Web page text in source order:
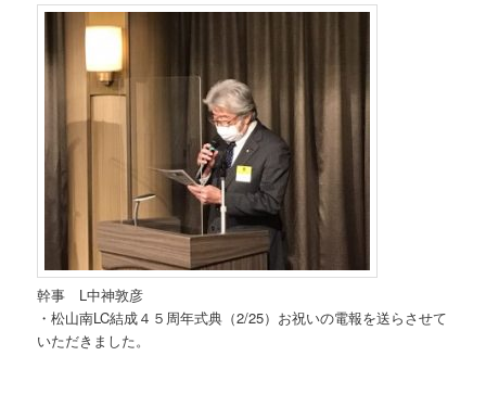
幹事 L中神敦彦
・松山南LC結成４５周年式典（2/25）お祝いの電報を送らさせて
いただきました。